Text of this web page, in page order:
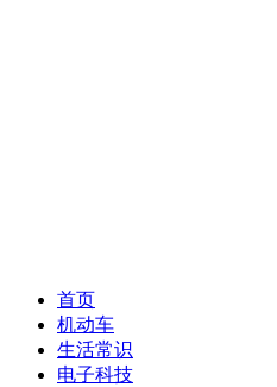
首页
机动车
生活常识
电子科技